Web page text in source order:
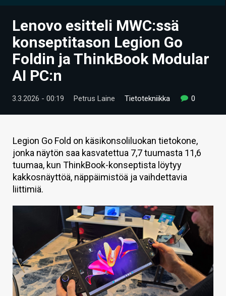
UUTISET
ARTIKKELIT
VIDEOT
TECHBBS
HINTA.FI
KAUPPA
VAIHDA TEEMA
Lenovo esitteli MWC:ssä
konseptitason Legion Go
Foldin ja ThinkBook Modular
AI PC:n
3.3.2026 - 00:19 Petrus Laine Tietotekniikka 0
Legion Go Fold on käsikonsoliluokan tietokone,
jonka näytön saa kasvatettua 7,7 tuumasta 11,6
tuumaa, kun ThinkBook-konseptista löytyy
kakkosnäyttöä, näppäimistöä ja vaihdettavia
liittimiä.